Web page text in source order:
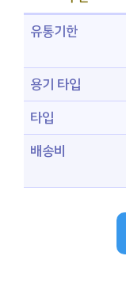
유통기한
용기 타입
타입
배송비